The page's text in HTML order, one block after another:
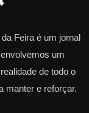
Feira é um jornal
um
de todo o
manter e reforçar.